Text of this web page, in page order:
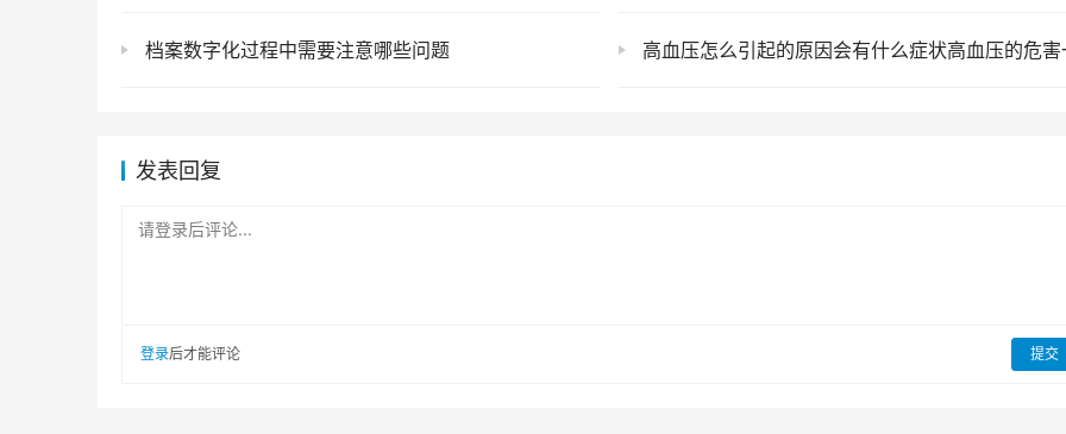
档案数字化过程中需要注意哪些问题 高血压怎么引起的原因会有什么症状高血压的危害一定要注
发表回复
请登录后评论...
登录后才能评论 提交